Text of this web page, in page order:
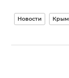
Новости Крым